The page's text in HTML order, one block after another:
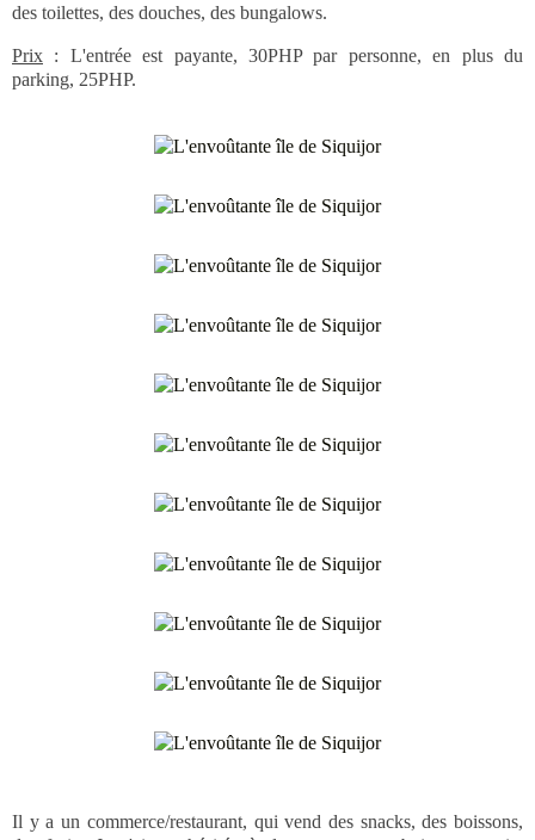
des toilettes, des douches, des bungalows.
Prix : L'entrée est payante, 30PHP par personne, en plus du
parking, 25PHP.
Il y a un commerce/restaurant, qui vend des snacks, des boissons,